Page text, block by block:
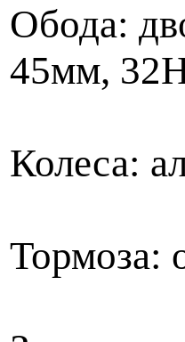
Обода:
45мм,
Колеса:
Тормоза: